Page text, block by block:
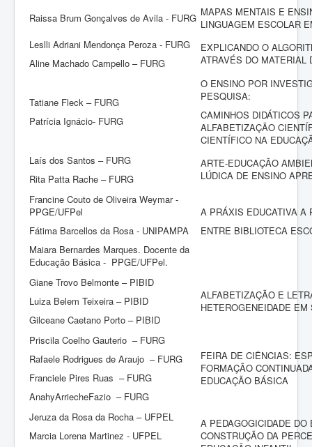
Raissa Brum Gonçalves de Avila - FURG MAPAS MENTAIS E
LINGUAGEM ESCOLAR
Leslli Adriani Mendonça Peroza - FURG
Aline Machado Campello – FURG
EXPLICANDO O
ATRAVÉS DO MATERIAL
Tatiane Fleck – FURG
Patrícia Ignácio- FURG
O ENSINO POR
PESQUISA:
CAMINHOS DIDÁTICOS
ALFABETIZAÇÃO
CIENTÍFICO NA
Laís dos Santos – FURG
Rita Patta Rache – FURG
ARTE-EDUCAÇÃO
LÚDICA DE ENSINO
Francine Couto de Oliveira Weymar -
PPGE/UFPel
Fátima Barcellos da Rosa - UNIPAMPA
Maiara Bernardes Marques. Docente da
Educação Básica - PPGE/UFPel.
A PRÁXIS EDUCATIVA A
ENTRE BIBLIOTECA
Giane Trovo Belmonte – PIBID
Luiza Belem Teixeira – PIBID
Gilceane Caetano Porto – PIBID
ALFABETIZAÇÃO E
HETEROGENEIDADE
Priscila Coelho Gauterio – FURG
Rafaele Rodrigues de Araujo – FURG
Franciele Pires Ruas – FURG
AnahyArriecheFazio – FURG
FEIRA DE CIÊNCIAS:
FORMAÇÃO
EDUCAÇÃO BÁSICA
Jeruza da Rosa da Rocha – UFPEL
Marcia Lorena Martinez - UFPEL
A PEDAGOGICIDADE DO
CONSTRUÇÃO DA